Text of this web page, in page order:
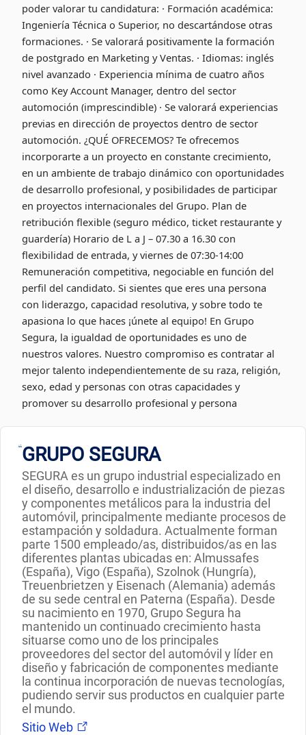
poder valorar tu candidatura: · Formación académica:
Ingeniería Técnica o Superior, no descartándose otras
formaciones. · Se valorará positivamente la formación
de postgrado en Marketing y Ventas. · Idiomas: inglés
nivel avanzado · Experiencia mínima de cuatro años
como Key Account Manager, dentro del sector
automoción (imprescindible) · Se valorará experiencias
previas en dirección de proyectos dentro de sector
automoción. ¿QUÉ OFRECEMOS? Te ofrecemos
incorporarte a un proyecto en constante crecimiento,
en un ambiente de trabajo dinámico con oportunidades
de desarrollo profesional, y posibilidades de participar
en proyectos internacionales del Grupo. Plan de
retribución flexible (seguro médico, ticket restaurante y
guardería) Horario de L a J – 07.30 a 16.30 con
flexibilidad de entrada, y viernes de 07:30-14:00
Remuneración competitiva, negociable en función del
perfil del candidato. Si sientes que eres una persona
con liderazgo, capacidad resolutiva, y sobre todo te
apasiona lo que haces ¡únete al equipo! En Grupo
Segura, la igualdad de oportunidades es uno de
nuestros valores. Nuestro compromiso es contratar al
mejor talento independientemente de su raza, religión,
sexo, edad y personas con otras capacidades y
promover su desarrollo profesional y persona
GRUPO SEGURA
SEGURA es un grupo industrial especializado en
el diseño, desarrollo e industrialización de piezas
y componentes metálicos para la industria del
automóvil, principalmente mediante procesos de
estampación y soldadura. Actualmente forman
parte 1500 empleado/as, distribuidos/as en las
diferentes plantas ubicadas en: Almussafes
(España), Vigo (España), Szolnok (Hungría),
Treuenbrietzen y Eisenach (Alemania) además
de su sede central en Paterna (España). Desde
su nacimiento en 1970, Grupo Segura ha
mantenido un continuado crecimiento hasta
situarse como uno de los principales
proveedores del sector del automóvil y líder en
diseño y fabricación de componentes mediante
la continua incorporación de nuevas tecnologías,
pudiendo servir sus productos en cualquier parte
el mundo.
Sitio Web